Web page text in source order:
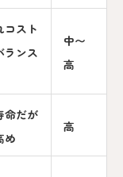
コスト
ランス
中〜
高
命だが
め
高